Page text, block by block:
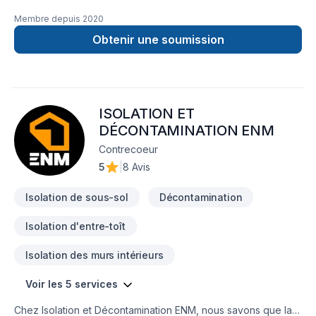
Marc Antoine Giroux GMA Construction Inc.
Membre depuis 2020
Obtenir une soumission
ISOLATION ET
DÉCONTAMINATION ENM
Contrecoeur
5
8 Avis
Isolation de sous-sol Décontamination
Isolation d'entre-toît
Isolation des murs intérieurs
Voir les 5 services
Chez Isolation et Décontamination ENM, nous savons que la